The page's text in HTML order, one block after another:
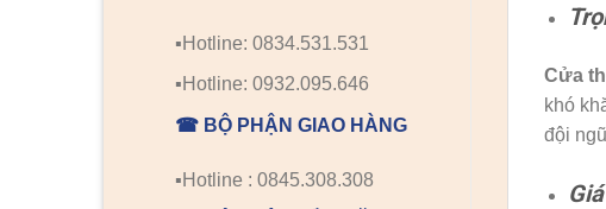
▪️Hotline: 0834.531.531
▪️Hotline: 0932.095.646
☎ BỘ PHẬN GIAO HÀNG
▪️Hotline : 0845.308.308
Cửa
khó
đội